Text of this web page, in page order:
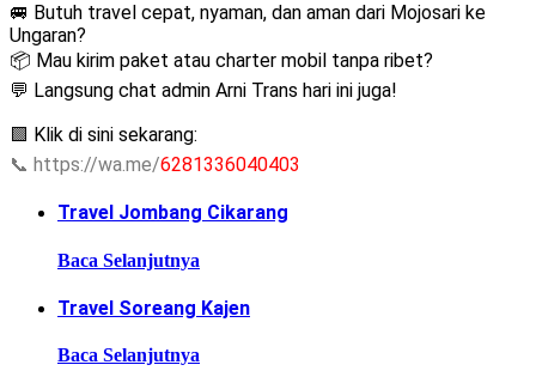
🚐 Butuh travel cepat, nyaman, dan aman dari Mojosari ke
Ungaran?
📦 Mau kirim paket atau charter mobil tanpa ribet?
💬 Langsung chat admin Arni Trans hari ini juga!
🟩 Klik di sini sekarang:
📞 https://wa.me/6281336040403
Travel Jombang Cikarang
Baca Selanjutnya
Travel Soreang Kajen
Baca Selanjutnya